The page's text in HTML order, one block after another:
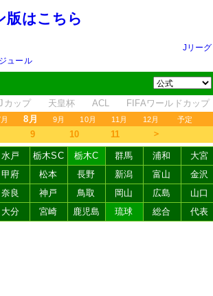
版はこちら
Jリー
ュール
カップ 天皇杯 ACL FIFAワールドカップ
8月 9月 10月 11月 12月 予定
9 10 11 ＞
水戸 栃木SC 栃木C 群馬 浦和 大宮
甲府 松本 長野 新潟 富山 金沢
奈良 神戸 鳥取 岡山 広島 山口
大分 宮崎 鹿児島 琉球 総合 代表